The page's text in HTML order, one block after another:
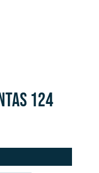
124